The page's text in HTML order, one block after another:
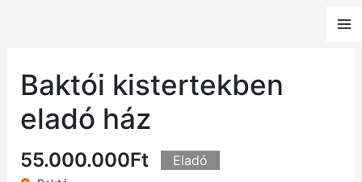
Baktói kistertekben
eladó ház
55.000.000Ft Eladó